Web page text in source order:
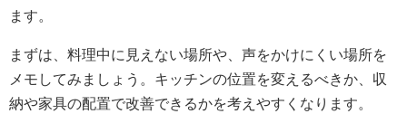
ます。
まずは、料理中に見えない場所や、声をかけにくい場所を
メモしてみましょう。キッチンの位置を変えるべきか、収
納や家具の配置で改善できるかを考えやすくなります。